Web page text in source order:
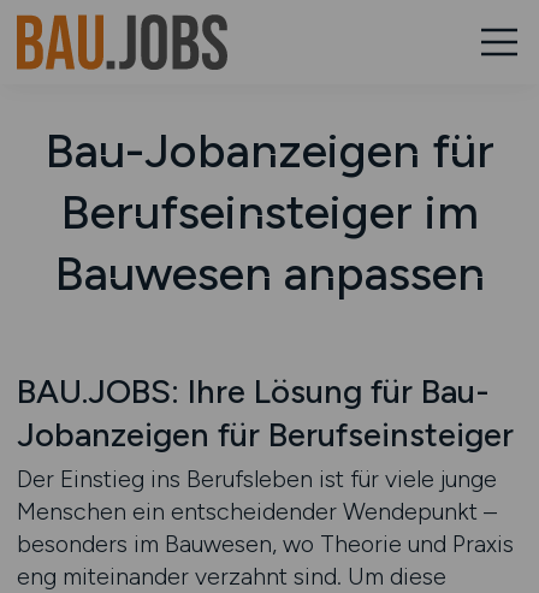
Bau-Jobanzeigen für
Berufseinsteiger im
Bauwesen anpassen
BAU.JOBS: Ihre Lösung für Bau-
Jobanzeigen für Berufseinsteiger
Der Einstieg ins Berufsleben ist für viele junge
Menschen ein entscheidender Wendepunkt –
besonders im Bauwesen, wo Theorie und Praxis
eng miteinander verzahnt sind. Um diese